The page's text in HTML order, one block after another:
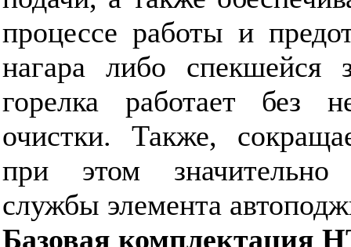
процессе работы и
нагара либо спекшейся
горелка работает без
очистки. Также,
при этом значительно
службы элемента
Базовая комплектация